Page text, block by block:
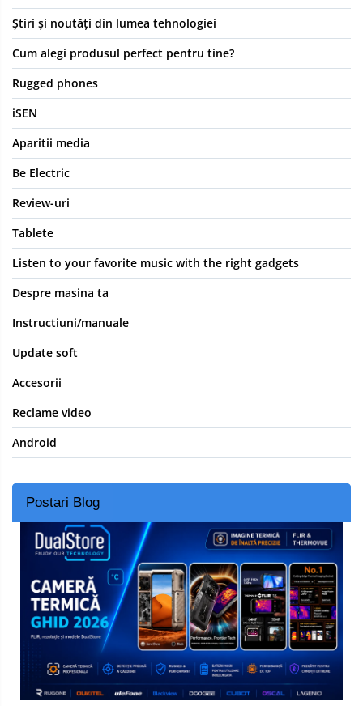
Știri și noutăți din lumea tehnologiei
Cum alegi produsul perfect pentru tine?
Rugged phones
iSEN
Aparitii media
Be Electric
Review-uri
Tablete
Listen to your favorite music with the right gadgets
Despre masina ta
Instructiuni/manuale
Update soft
Accesorii
Reclame video
Android
Postari Blog